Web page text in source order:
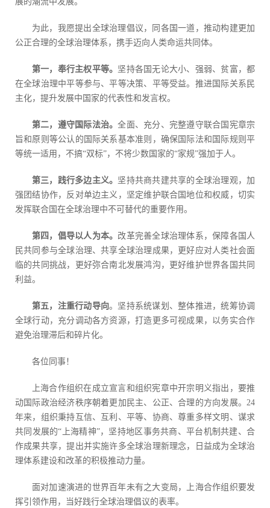
为此，我愿提出全球治理倡议，同各国一道，推动构建更加
公正合理的全球治理体系，携手迈向人类命运共同体。
第一，奉行主权平等。 坚持各国无论大小、强弱、贫富，都
在全球治理中平等参与、平等决策、平等受益。推进国际关系民
主化，提升发展中国家的代表性和发言权。
第二，遵守国际法治。全面、充分、完整遵守联合国宪章宗
旨和原则等公认的国际关系基本准则，确保国际法和国际规则平
等统一适用，不搞“双标”，不将少数国家的“家规”强加于人。
第三，践行多边主义。 坚持共商共建共享的全球治理观，加
强团结协作，反对单边主义，坚定维护联合国地位和权威，切实
发挥联合国在全球治理中不可替代的重要作用。
第四，倡导以人为本。 改革完善全球治理体系，保障各国人
民共同参与全球治理、共享全球治理成果，更好应对人类社会面
临的共同挑战，更好弥合南北发展鸿沟，更好维护世界各国共同
利益。
第五，注重行动导向。坚持系统谋划、整体推进，统筹协调
全球行动，充分调动各方资源，打造更多可视成果，以务实合作
避免治理滞后和碎片化。
各位同事！
上海合作组织在成立宣言和组织宪章中开宗明义指出，要推
动国际政治经济秩序朝着更加民主、公正、合理的方向发展。24
年来，组织秉持互信、互利、平等、协商、尊重多样文明、谋求
共同发展的“上海精神”，坚持地区事务共商、平台机制共建、合
作成果共享，提出并实施许多全球治理新理念，日益成为全球治
理体系建设和改革的积极推动力量。
面对加速演进的世界百年未有之大变局，上海合作组织要发
挥引领作用，当好践行全球治理倡议的表率。